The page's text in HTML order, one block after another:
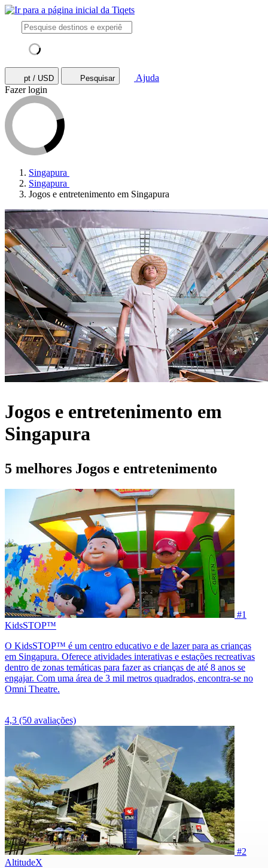
pt / USD Pesquisar
Ajuda
Fazer login
Singapura
Singapura
Jogos e entretenimento em Singapura
Jogos e entretenimento em
Singapura
5 melhores Jogos e entretenimento
#1
KidsSTOP™
O KidsSTOP™ é um centro educativo e de lazer para as crianças
em Singapura. Oferece atividades interativas e estações recreativas
dentro de zonas temáticas para fazer as crianças de até 8 anos se
engajar. Com uma área de 3 mil metros quadrados, encontra-se no
Omni Theatre.
4,3 (50 avaliações)
#2
AltitudeX